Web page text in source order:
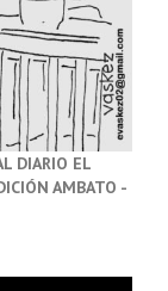
DIARIO EL
AMBATO -